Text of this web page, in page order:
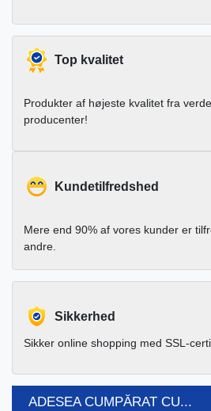
Top kvalitet
Produkter af højeste kvalitet fra
producenter!
Kundetilfredshed
Mere end 90% af vores kunder er
andre.
Sikkerhed
Sikker online shopping med SSL-
ADESEA CUMPĂRAT CU...